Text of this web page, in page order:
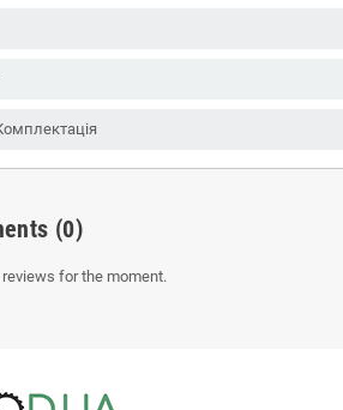
(0)
for the moment.